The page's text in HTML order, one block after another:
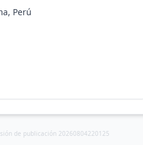
Perú
de publicación 20260804220125